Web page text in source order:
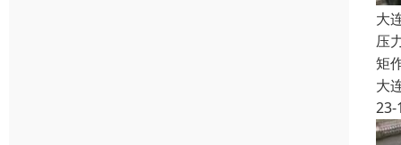
大
压
矩
大
23-